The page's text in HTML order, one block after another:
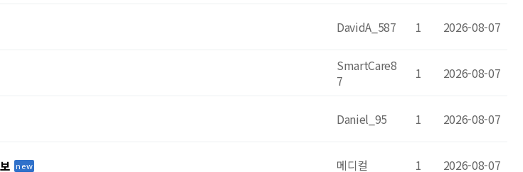
DavidA_587 1 2026-08-07
SmartCare8
7
1 2026-08-07
Daniel_95 1 2026-08-07
new 메디컬 1 2026-08-07